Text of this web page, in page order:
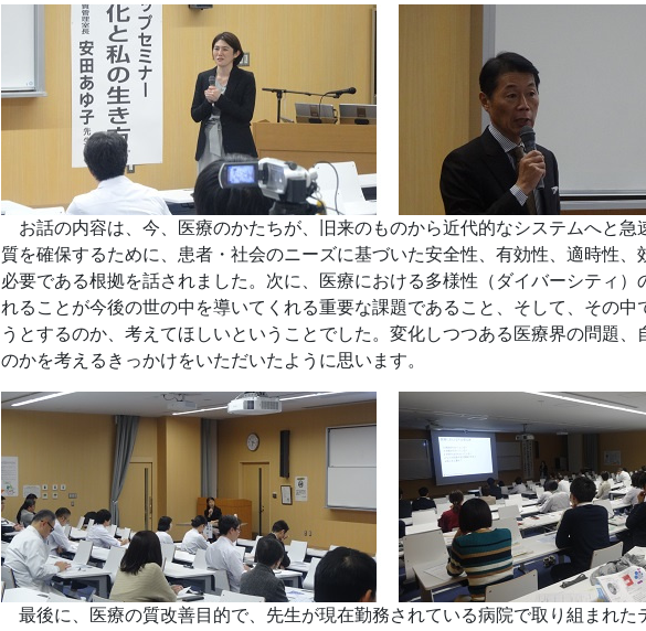
お話の内容は、今、医療のかたちが、旧来のものから近代的なシステムへと急
質を確保するために、患者・社会のニーズに基づいた安全性、有効性、適時性、
必要である根拠を話されました。次に、医療における多様性（ダイバーシティ）
れることが今後の世の中を導いてくれる重要な課題であること、そして、その中
うとするのか、考えてほしいということでした。変化しつつある医療界の問題、
のかを考えるきっかけをいただいたように思います。
最後に、医療の質改善目的で、先生が現在勤務されている病院で取り組まれた